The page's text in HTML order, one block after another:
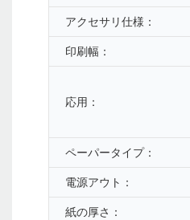
アクセサリ仕様：
印刷幅：
応用：
ペーパータイプ：
電源アウト：
紙の厚さ：